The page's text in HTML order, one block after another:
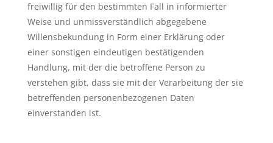
freiwillig für den bestimmten Fall in informierter
Weise und unmissverständlich abgegebene
Willensbekundung in Form einer Erklärung oder
einer sonstigen eindeutigen bestätigenden
Handlung, mit der die betroffene Person zu
verstehen gibt, dass sie mit der Verarbeitung der sie
betreffenden personenbezogenen Daten
einverstanden ist.